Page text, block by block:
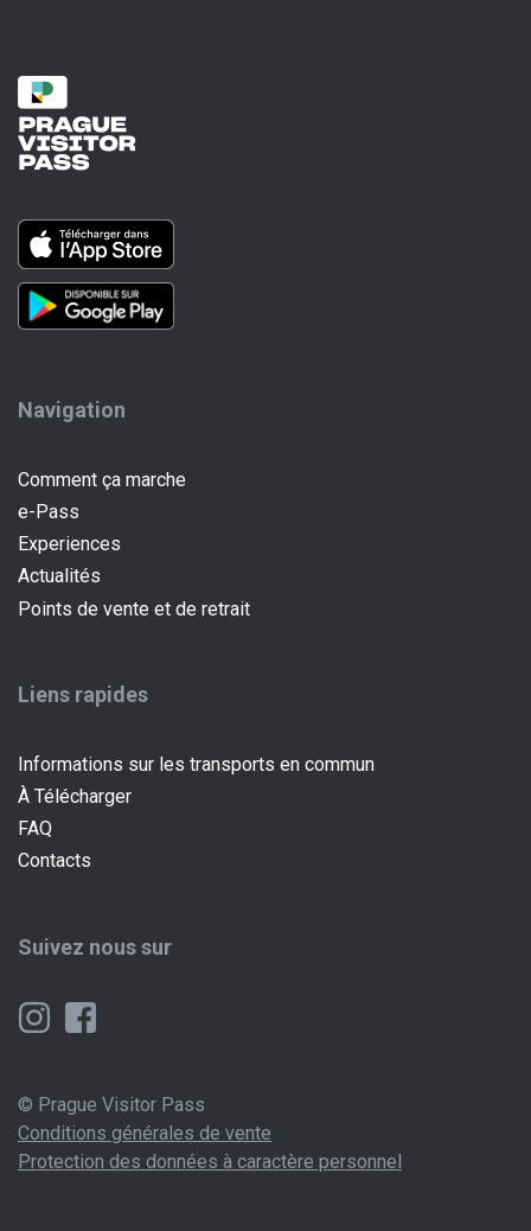
Navigation
Comment ça marche
e-Pass
Experiences
Actualités
Points de vente et de retrait
Liens rapides
Informations sur les transports en commun
À Télécharger
FAQ
Contacts
Suivez nous sur
© Prague Visitor Pass
Conditions générales de vente
Protection des données à caractère personnel